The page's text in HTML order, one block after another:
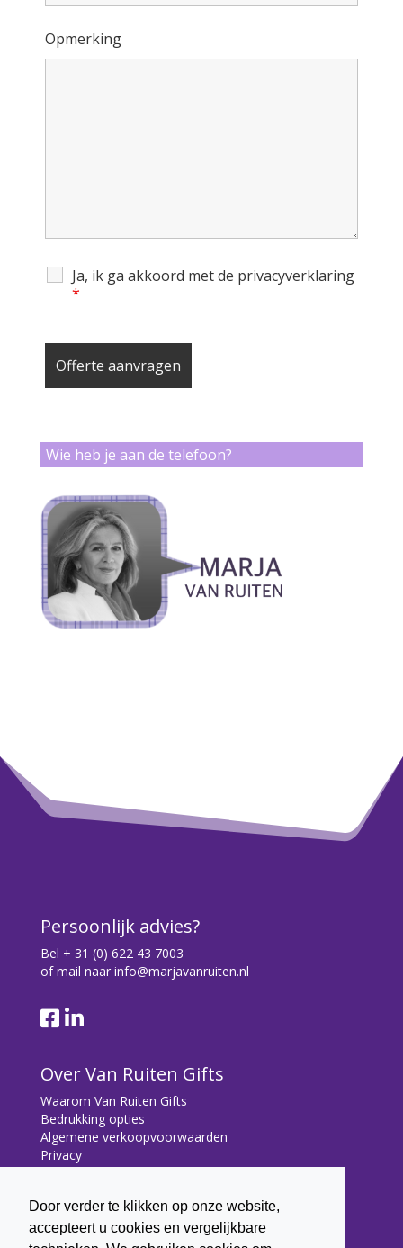
Door verder te klikken op onze website,
accepteert u cookies en vergelijkbare
Opmerking
Ja, ik ga akkoord met de privacyverklaring
*
Wie heb je aan de telefoon?
Persoonlijk advies?
Bel + 31 (0) 622 43 7003
of mail naar info@marjavanruiten.nl
Over Van Ruiten Gifts
Waarom Van Ruiten Gifts
Bedrukking opties
Algemene verkoopvoorwaarden
Privacy
Contact
Contact